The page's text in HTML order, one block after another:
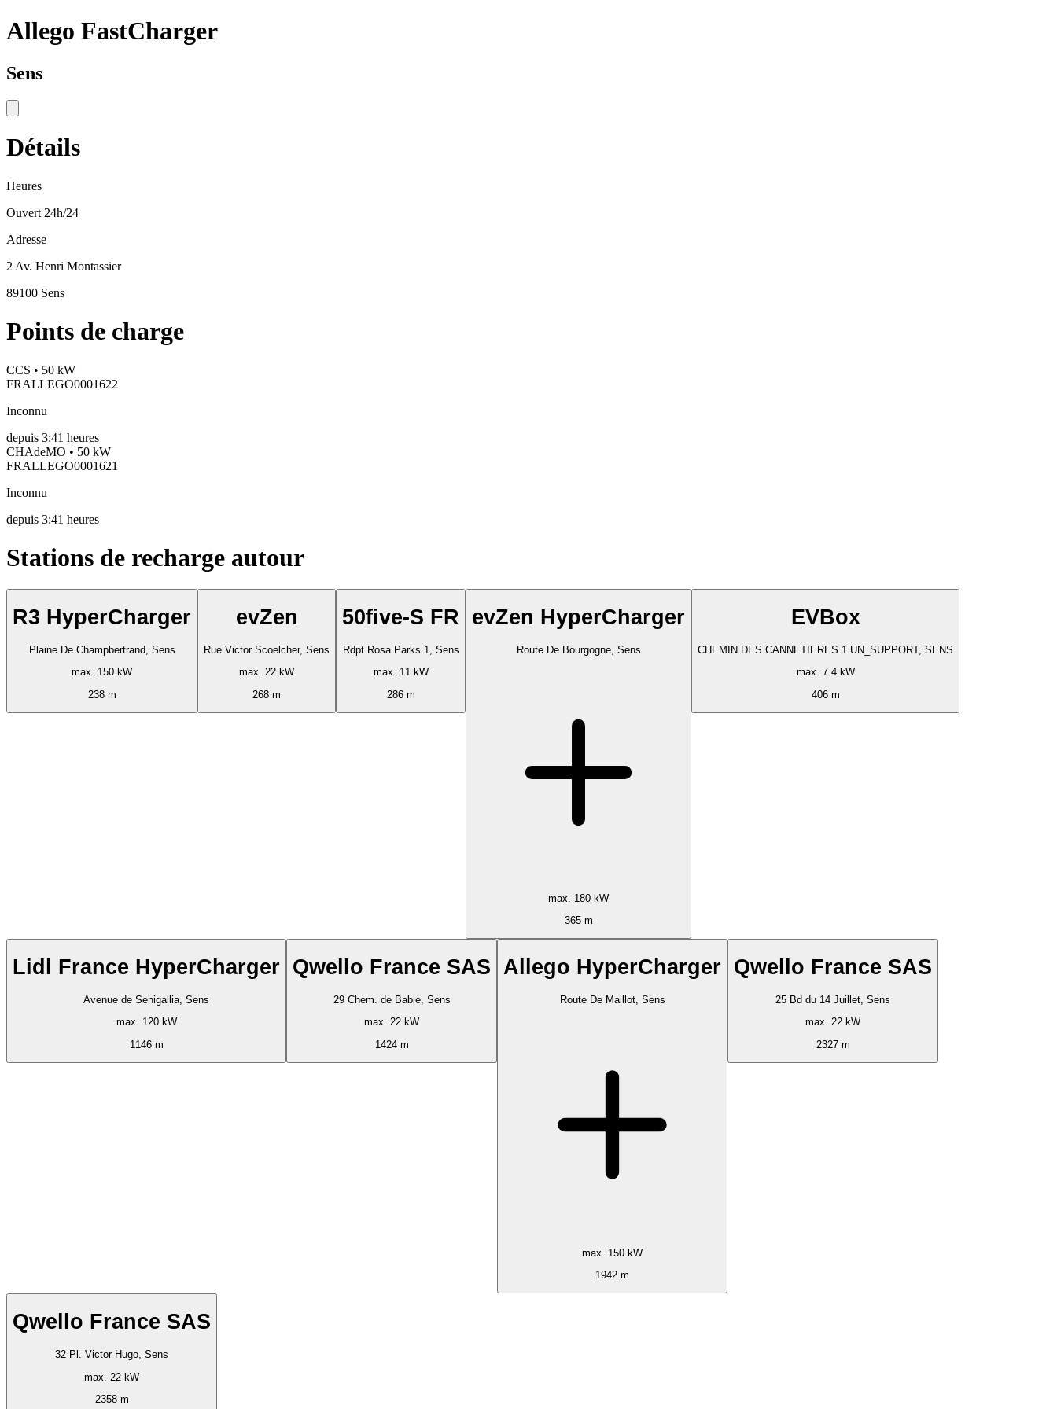
Allego FastCharger
Sens
Détails
Heures
Ouvert 24h/24
Adresse
2 Av. Henri Montassier
89100 Sens
Points de charge
CCS • 50 kW
FRALLEGO0001622
Inconnu
depuis 3:41 heures
CHAdeMO • 50 kW
FRALLEGO0001621
Inconnu
depuis 3:41 heures
Stations de recharge autour
R3 HyperCharger
Plaine De Champbertrand, Sens
max. 150 kW
238 m
evZen
Rue Victor Scoelcher, Sens
max. 22 kW
268 m
50five-S FR
Rdpt Rosa Parks 1, Sens
max. 11 kW
286 m
evZen HyperCharger
Route De Bourgogne, Sens
max. 180 kW
365 m
EVBox
CHEMIN DES CANNETIERES 1 UN_SUPPORT, SENS
max. 7.4 kW
406 m
Lidl France HyperCharger
Avenue de Senigallia, Sens
max. 120 kW
1146 m
Qwello France SAS
29 Chem. de Babie, Sens
max. 22 kW
1424 m
Allego HyperCharger
Route De Maillot, Sens
max. 150 kW
1942 m
Qwello France SAS
25 Bd du 14 Juillet, Sens
max. 22 kW
2327 m
Qwello France SAS
32 Pl. Victor Hugo, Sens
max. 22 kW
2358 m